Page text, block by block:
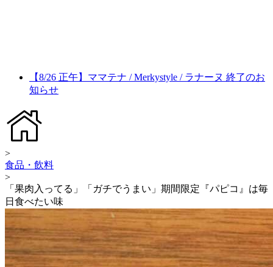
【8/26 正午】ママテナ / Merkystyle / ラナーヌ 終了のお
知らせ
>
食品・飲料
>
「果肉入ってる」「ガチでうまい」期間限定『パピコ』は毎
日食べたい味